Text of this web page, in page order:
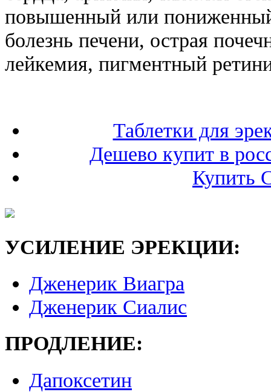
повышенный или пониженный
болезнь печени, острая
лейкемия, пигментный
Таблетки для
Дешево купит в
Купить
УСИЛЕНИЕ ЭРЕКЦИИ:
Дженерик Виагра
Дженерик Сиалис
ПРОДЛЕНИЕ:
Дапоксетин